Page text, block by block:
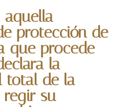
protección de
que procede
la
total de la
regir su